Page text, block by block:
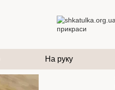
На руку